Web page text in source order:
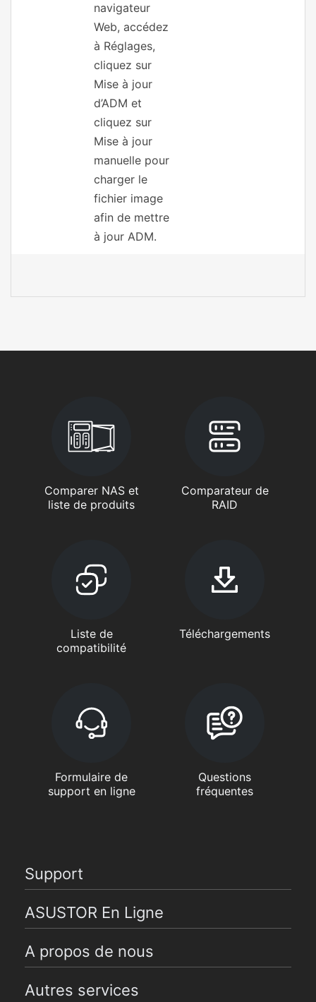
navigateur
Web, accédez
à Réglages,
cliquez sur
Mise à jour
d’ADM et
cliquez sur
Mise à jour
manuelle pour
charger le
fichier image
afin de mettre
à jour ADM.
Comparer NAS et
liste de produits
Comparateur de
RAID
Liste de
compatibilité
Téléchargements
Formulaire de
support en ligne
Questions
fréquentes
Support
ASUSTOR En Ligne
A propos de nous
Autres services